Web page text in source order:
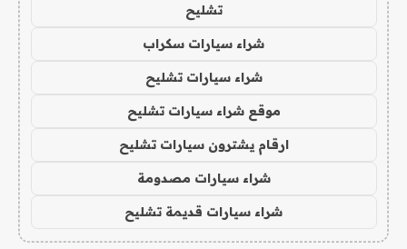
تشليح
شراء سيارات سكراب
شراء سيارات تشليح
موقع شراء سيارات تشليح
ارقام يشترون سيارات تشليح
شراء سيارات مصدومة
شراء سيارات قديمة تشليح